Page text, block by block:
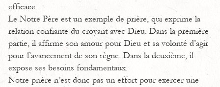
efficace.
Le Notre Père est un exemple de prière, qui exprime la
relation confiante du croyant avec Dieu. Dans la première
partie, il affirme son amour pour Dieu et sa volonté d’agir
pour l’avancement de son règne. Dans la deuxième, il
expose ses besoins fondamentaux.
Notre prière n’est donc pas un effort pour exercer une